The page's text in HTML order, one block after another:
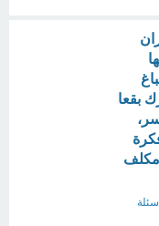
بقعا
مكلف
أسئلة